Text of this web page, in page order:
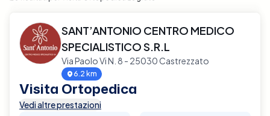
SANT’ANTONIO CENTRO MEDICO
SPECIALISTICO S.R.L
Via Paolo Vi N. 8 - 25030 Castrezzato
6.2 km
Visita Ortopedica
Vedi altre prestazioni